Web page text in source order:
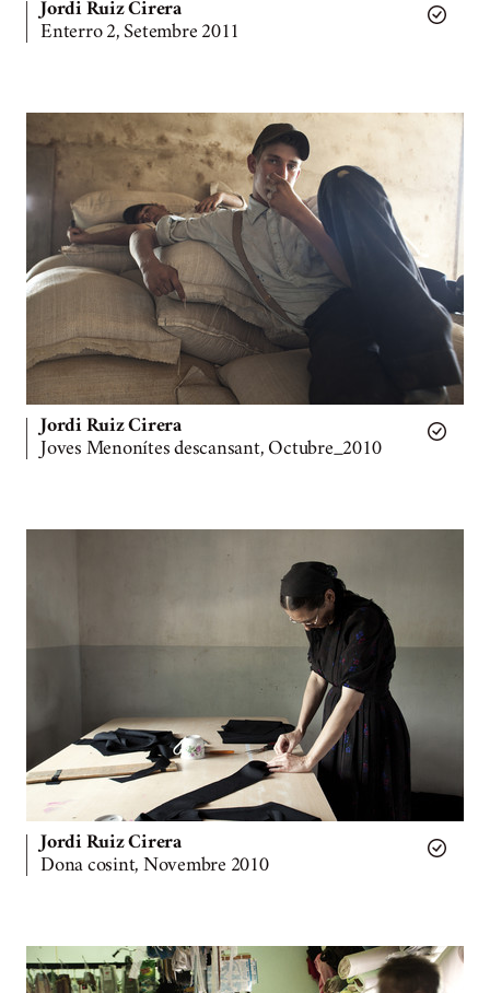
Jordi Ruiz Cirera
Enterro 2, Setembre 2011
Jordi Ruiz Cirera
Joves Menonítes descansant, Octubre_2010
Jordi Ruiz Cirera
Dona cosint, Novembre 2010